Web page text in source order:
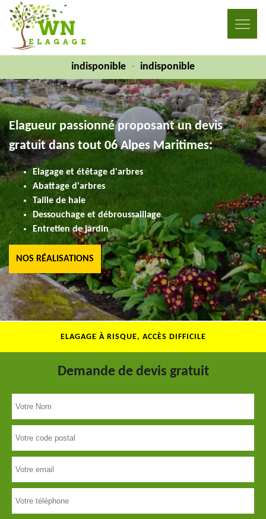
indisponible - indisponible
Elagueur passionné proposant un devis
gratuit dans tout 06 Alpes Maritimes:
Elagage et étêtage d'arbres
Abattage d'arbres
Taille de haie
Dessouchage et débroussaillage
Entretien de jardin
NOS RÉALISATIONS
ELAGAGE À RISQUE, ACCÈS DIFFICILE
Demande de devis gratuit